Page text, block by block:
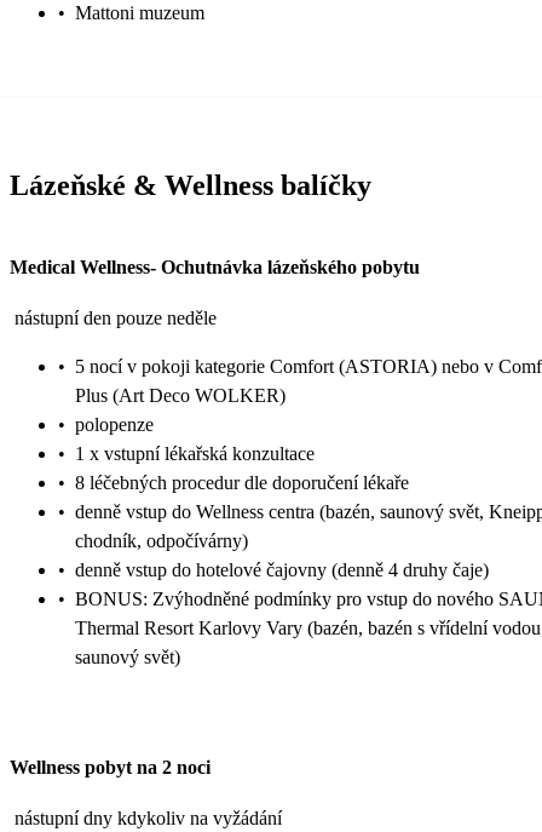
• Mattoni muzeum
Lázeňské & Wellness balíčky
Medical Wellness- Ochutnávka lázeňského pobytu
nástupní den pouze neděle
• 5 nocí v pokoji kategorie Comfort (ASTORIA) nebo v
Plus (Art Deco WOLKER)
• polopenze
• 1 x vstupní lékařská konzultace
• 8 léčebných procedur dle doporučení lékaře
• denně vstup do Wellness centra (bazén, saunový svět,
chodník, odpočívárny)
• denně vstup do hotelové čajovny (denně 4 druhy čaje)
• BONUS: Zvýhodněné podmínky pro vstup do nového
Thermal Resort Karlovy Vary (bazén, bazén s vřídelní
saunový svět)
Wellness pobyt na 2 noci
nástupní dny kdykoliv na vyžádání